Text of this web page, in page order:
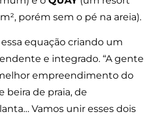
porém sem o pé na areia).
equação criando um
e integrado. “A gente
empreendimento do
beira de praia, de
Vamos unir esses dois